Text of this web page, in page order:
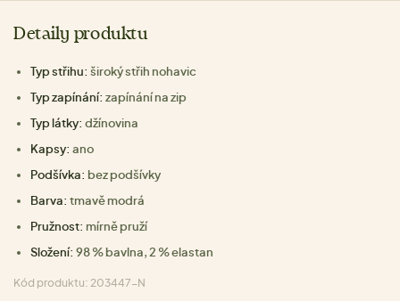
Detaily produktu
Typ střihu: široký střih nohavic
Typ zapínání: zapínání na zip
Typ látky: džínovina
Kapsy: ano
Podšívka: bez podšívky
Barva: tmavě modrá
Pružnost: mírně pruží
Složení: 98 % bavlna, 2 % elastan
Kód produktu: 203447-N